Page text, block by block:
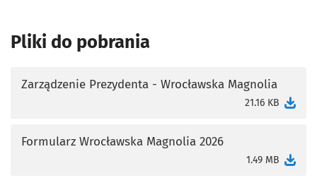
Pliki do pobrania
Zarządzenie Prezydenta - Wrocławska Magnolia
21.16 KB
Formularz Wrocławska Magnolia 2026
1.49 MB